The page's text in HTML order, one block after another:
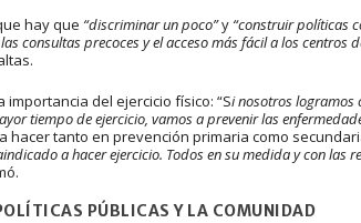
hay que “discriminar un poco”y “construir políticas
consultas precoces y el acceso más fácil a los centros
importancia del ejercicio físico: “Si nosotros logramos
tiempo de ejercicio, vamos a prevenir las
hacer tanto en prevención primaria como
a hacer ejercicio. Todos en su medida y con
PÚBLICAS Y LA COMUNIDAD